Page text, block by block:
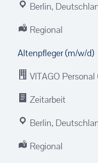
Berlin,
Regional
Altenpfleger (m/w/d)
VITAGO Personal
Zeitarbeit
Berlin,
Regional